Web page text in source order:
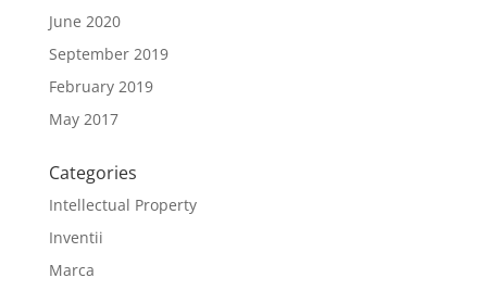
June 2020
September 2019
February 2019
May 2017
Categories
Intellectual Property
Inventii
Marca